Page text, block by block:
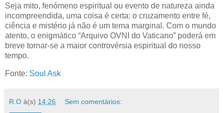
Seja mito, fenómeno espiritual ou evento de natureza ainda
incompreendida, uma coisa é certa: o cruzamento entre fé,
ciência e mistério já não é um tema marginal. Com o mundo
atento, o enigmático “Arquivo OVNI do Vaticano” poderá em
breve tornar-se a maior controvérsia espiritual do nosso
tempo.
Fonte: Soul Ask
R.O à(s) 14:26 Sem comentários: